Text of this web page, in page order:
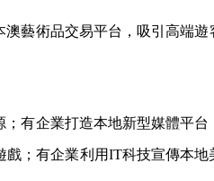
藝術品交易平台，吸引高端遊
有企業打造本地新型媒體平台
；有企業利用IT科技宣傳本地